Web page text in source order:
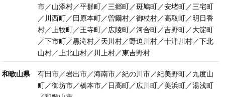
市／山添村／平群町／三郷町／斑鳩町／安堵町／三宅町
／川西町／田原本町／曽爾村／御杖村／高取町／明日香
村／上牧町／王寺町／広陵町／河合町／吉野町／大淀町
／下市町／黒滝村／天川村／野迫川村／十津川村／下北
山村／上北山村／川上村／東吉野村
和歌山県
有田市／岩出市／海南市／紀の川市／紀美野町／九度山
町／御坊市／橋本市／日高町／広川町／美浜町／湯浅町